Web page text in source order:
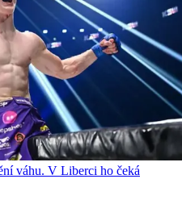
váhu. V Liberci ho čeká